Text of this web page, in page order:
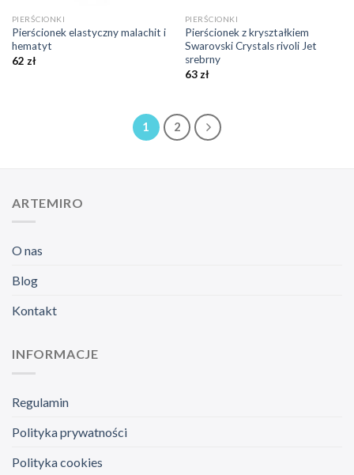
PIERŚCIONKI
Pierścionek elastyczny malachit i
hematyt
62 zł
PIERŚCIONKI
Pierścionek z kryształkiem
Swarovski Crystals rivoli Jet
srebrny
63 zł
1 2
ARTEMIRO
O nas
Blog
Kontakt
INFORMACJE
Regulamin
Polityka prywatności
Polityka cookies